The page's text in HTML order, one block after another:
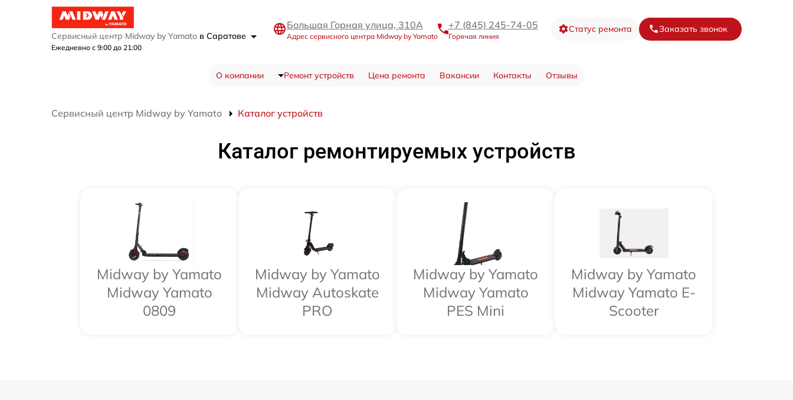
Сервисный центр Midway by Yamato в Саратове
Ежедневно с 9:00 до 21:00
Большая Горная улица, 310А
Адрес сервисного центра Midway by Yamato
+7 (845) 245-74-05
Горячая линия
Статус ремонта Заказать звонок
О компании Ремонт устройств Цена ремонта Вакансии Контакты Отзывы
Сервисный центр Midway by Yamato Каталог устройств
Каталог ремонтируемых устройств
Midway by Yamato
Midway Yamato
0809
Midway by Yamato
Midway Autoskate
PRO
Midway by Yamato
Midway Yamato
PES Mini
Midway by Yamato
Midway Yamato E-
Scooter